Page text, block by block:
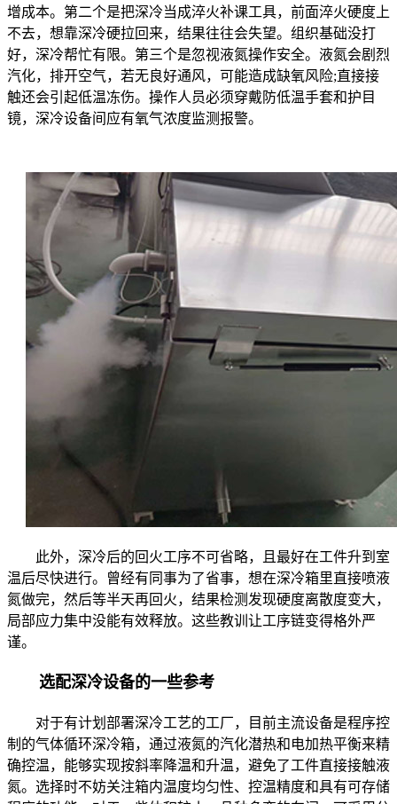
增成本。第二个是把深冷当成淬火补课工具，前面淬火硬度上
不去，想靠深冷硬拉回来，结果往往会失望。组织基础没打
好，深冷帮忙有限。第三个是忽视液氮操作安全。液氮会剧烈
汽化，排开空气，若无良好通风，可能造成缺氧风险;直接接
触还会引起低温冻伤。操作人员必须穿戴防低温手套和护目
镜，深冷设备间应有氧气浓度监测报警。
此外，深冷后的回火工序不可省略，且最好在工件升到室
温后尽快进行。曾经有同事为了省事，想在深冷箱里直接喷液
氮做完，然后等半天再回火，结果检测发现硬度离散度变大，
局部应力集中没能有效释放。这些教训让工序链变得格外严
谨。
选配深冷设备的一些参考
对于有计划部署深冷工艺的工厂，目前主流设备是程序控
制的气体循环深冷箱，通过液氮的汽化潜热和电加热平衡来精
确控温，能够实现按斜率降温和升温，避免了工件直接接触液
氮。选择时不妨关注箱内温度均匀性、控温精度和具有可存储